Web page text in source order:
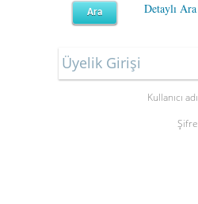
Detaylı Ara
Üyelik Girişi
Kullanıcı adı
Şifre